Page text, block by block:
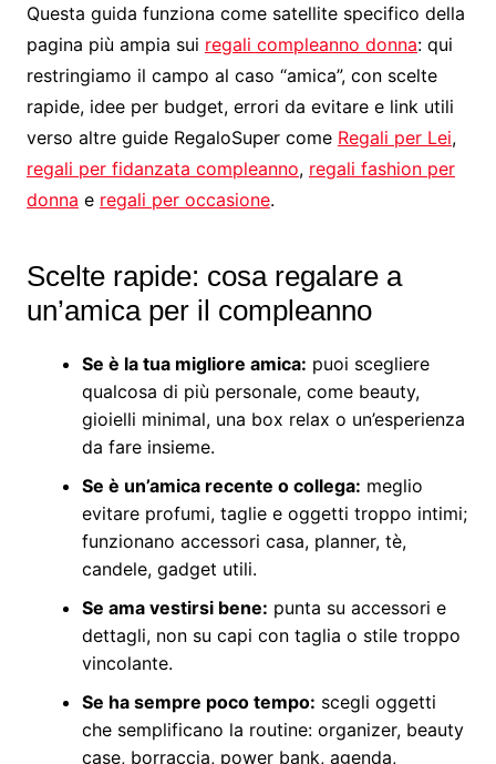
Questa guida funziona come satellite specifico della
pagina più ampia sui regali compleanno donna: qui
restringiamo il campo al caso “amica”, con scelte
rapide, idee per budget, errori da evitare e link utili
verso altre guide RegaloSuper come Regali per Lei,
regali per fidanzata compleanno, regali fashion per
donna e regali per occasione.
Scelte rapide: cosa regalare a
un’amica per il compleanno
Se è la tua migliore amica: puoi scegliere
qualcosa di più personale, come beauty,
gioielli minimal, una box relax o un’esperienza
da fare insieme.
Se è un’amica recente o collega: meglio
evitare profumi, taglie e oggetti troppo intimi;
funzionano accessori casa, planner, tè,
candele, gadget utili.
Se ama vestirsi bene: punta su accessori e
dettagli, non su capi con taglia o stile troppo
vincolante.
Se ha sempre poco tempo: scegli oggetti
che semplificano la routine: organizer, beauty
case, borraccia, power bank, agenda,